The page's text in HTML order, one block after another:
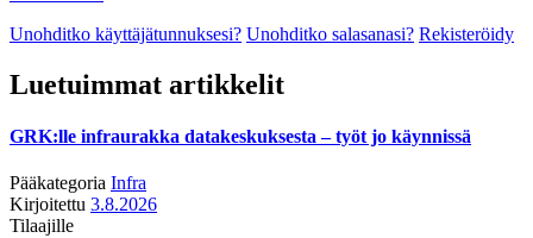
Unohditko käyttäjätunnuksesi? Unohditko salasanasi? Rekisteröidy
Luetuimmat artikkelit
GRK:lle infraurakka datakeskuksesta – työt jo käynnissä
Pääkategoria Infra
Kirjoitettu 3.8.2026
Tilaajille